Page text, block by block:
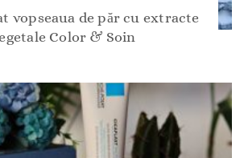
vopseaua de păr cu extracte
Color & Soin